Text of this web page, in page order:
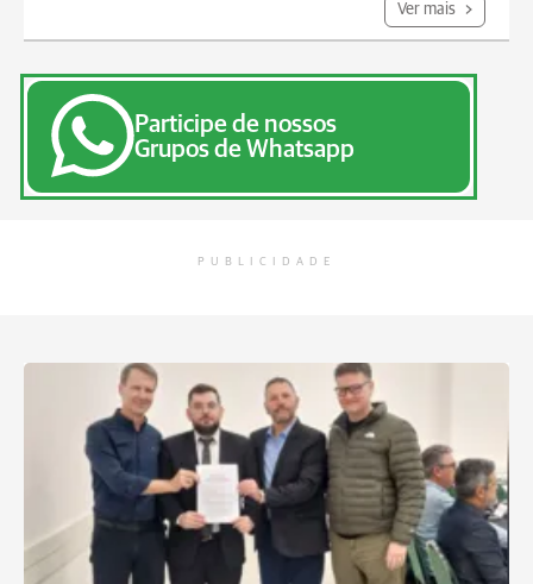
Ver mais
Participe de nossos
Grupos de Whatsapp
PUBLICIDADE